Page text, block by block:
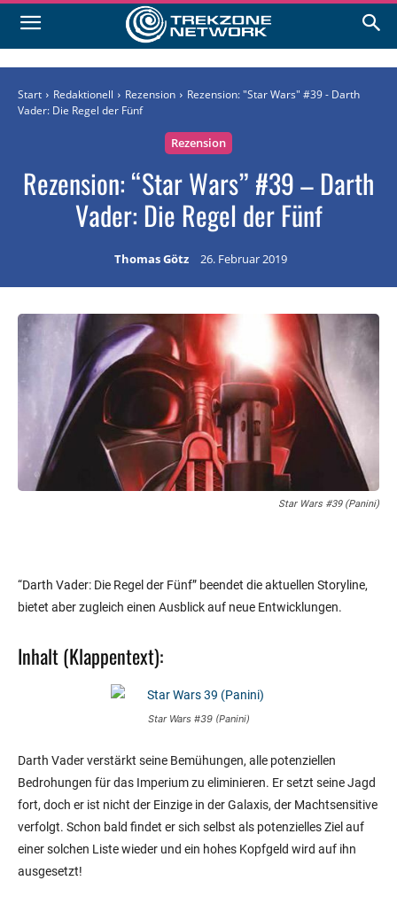
Start Redaktionell Rezension
Rezension: "Star Wars" #39 - Darth
Vader: Die Regel der Fünf
Rezension
Rezension: “Star Wars” #39 – Darth
Vader: Die Regel der Fünf
Thomas Götz 26. Februar 2019
Star Wars #39 (Panini)
“Darth Vader: Die Regel der Fünf” beendet die aktuellen Storyline,
bietet aber zugleich einen Ausblick auf neue Entwicklungen.
Inhalt (Klappentext):
Star Wars #39 (Panini)
Darth Vader verstärkt seine Bemühungen, alle potenziellen
Bedrohungen für das Imperium zu eliminieren. Er setzt seine Jagd
fort, doch er ist nicht der Einzige in der Galaxis, der Machtsensitive
verfolgt. Schon bald findet er sich selbst als potenzielles Ziel auf
einer solchen Liste wieder und ein hohes Kopfgeld wird auf ihn
ausgesetzt!